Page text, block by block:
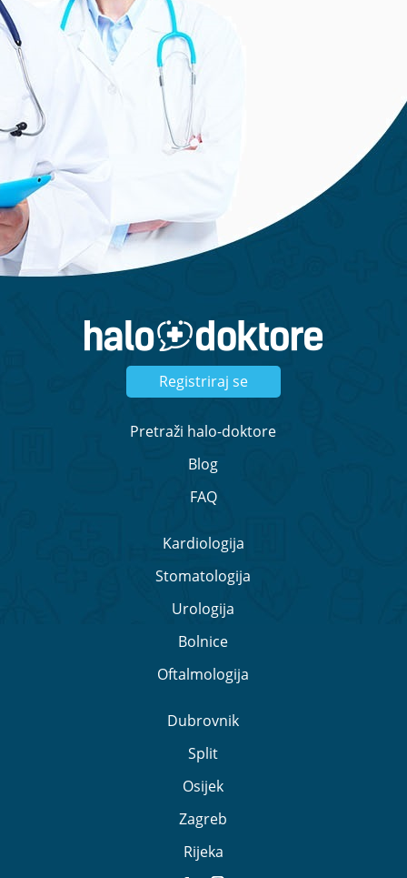
Kliknite ispod, kontaktirajte nas, te
saznajte više informacija ili zatražite
ponudu:
Zatražite ponudu
Registriraj se
Pretraži halo-doktore
Blog
FAQ
Kardiologija
Stomatologija
Urologija
Bolnice
Oftalmologija
Dubrovnik
Split
Osijek
Zagreb
Rijeka